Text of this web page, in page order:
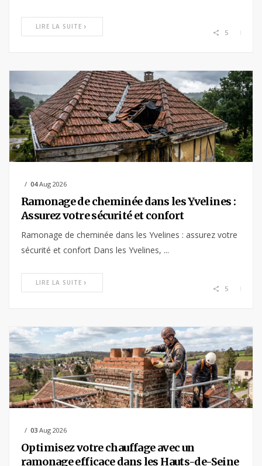
LIRE LA SUITE
5
04Aug 2026
Ramonage de cheminée dans les Yvelines :
Assurez votre sécurité et confort
Ramonage de cheminée dans les Yvelines : assurez votre
sécurité et confort Dans les Yvelines, ...
LIRE LA SUITE
5
03 Aug 2026
Optimisez votre chauffage avec un
ramonage efficace dans les Hauts-de-Seine